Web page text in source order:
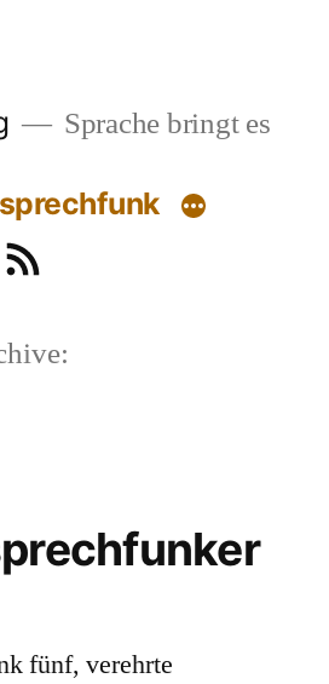
Sprache bringt es
RSS
fünf, verehrte